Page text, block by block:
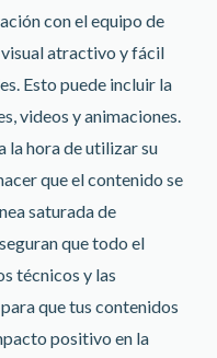
con el equipo de
atractivo y fácil
Esto puede incluir la
videos y animaciones.
la hora de utilizar su
que el contenido se
saturada de
que todo el
técnicos y las
que tus contenidos
positivo en la